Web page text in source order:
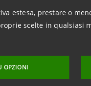
estesa, prestare o
scelte in qualsiasi
OPZIONI
Andreatta e nel
Nel settore
Banca della Svizzera